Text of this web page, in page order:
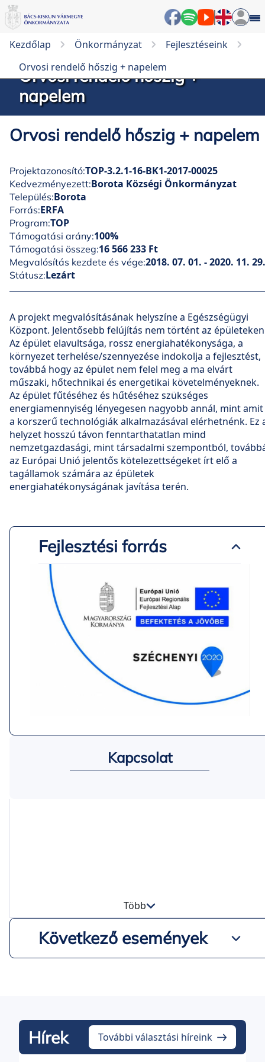
Kezdőlap Önkormányzat
Fejlesztéseink
Orvosi rendelő hőszig + napelem
Orvosi rendelő hőszig +
napelem
Orvosi rendelő hőszig + napelem
Projektazonosító:TOP-3.2.1-16-BK1-2017-00025
Kedvezményezett:Borota Községi Önkormányzat
Település:Borota
Forrás:ERFA
Program:TOP
Támogatási arány:100%
Támogatási összeg:16 566 233 Ft
Megvalósítás kezdete és vége:2018. 07. 01. - 2020. 11. 29.
Státusz:Lezárt
A projekt megvalósításának helyszíne a Egészségügyi
Központ. Jelentősebb felújítás nem történt az
Az épület elavultsága, rossz energiahatékonysága, a
környezet terhelése/szennyezése indokolja a fejlesztést,
továbbá hogy az épület nem felel meg a ma elvárt
műszaki, hőtechnikai és energetikai követelményeknek.
Az épület fűtéséhez és hűtéséhez szükséges
energiamennyiség lényegesen nagyobb annál, mint amit
a korszerű technológiák alkalmazásával elérhetnénk. Ez
helyzet hosszú távon fenntarthatatlan mind
nemzetgazdasági, mint társadalmi szempontból,
az Európai Unió jelentős kötelezettségeket írt elő a
tagállamok számára az épületek
energiahatékonyságának javítása terén.
Fejlesztési forrás
Kapcsolat
Több
Következő események
Hírek További választási híreink